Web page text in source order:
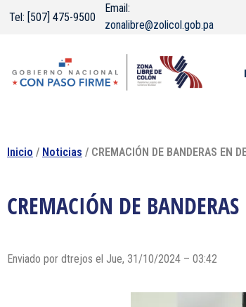
Tel: [507] 475-9500
Email:
zonalibre@zolicol.gob.pa
Inicio / Noticias / CREMACIÓN DE BANDERAS EN
CREMACIÓN DE
Enviado por dtrejos el Jue, 31/10/2024 – 03:42